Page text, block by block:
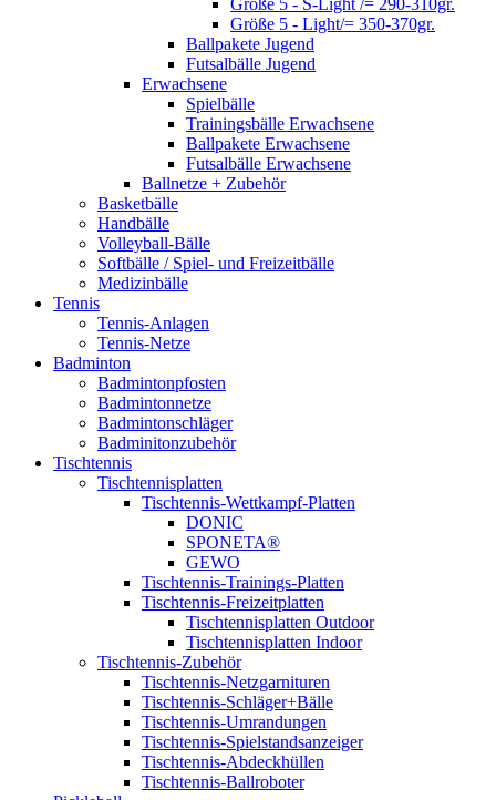
Größe 5 - Light/= 350-370gr.
Ballpakete Jugend
Futsalbälle Jugend
Erwachsene
Spielbälle
Trainingsbälle Erwachsene
Ballpakete Erwachsene
Futsalbälle Erwachsene
Ballnetze + Zubehör
Basketbälle
Handbälle
Volleyball-Bälle
Softbälle / Spiel- und Freizeitbälle
Medizinbälle
Tennis
Tennis-Anlagen
Tennis-Netze
Badminton
Badmintonpfosten
Badmintonnetze
Badmintonschläger
Badminitonzubehör
Tischtennis
Tischtennisplatten
Tischtennis-Wettkampf-Platten
DONIC
SPONETA®
GEWO
Tischtennis-Trainings-Platten
Tischtennis-Freizeitplatten
Tischtennisplatten Outdoor
Tischtennisplatten Indoor
Tischtennis-Zubehör
Tischtennis-Netzgarnituren
Tischtennis-Schläger+Bälle
Tischtennis-Umrandungen
Tischtennis-Spielstandsanzeiger
Tischtennis-Abdeckhüllen
Tischtennis-Ballroboter